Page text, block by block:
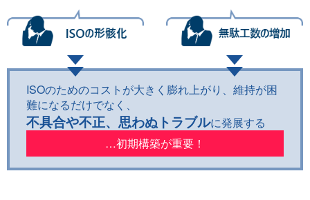
ISOのためのコストが大きく膨れ上がり、維持が困
難になるだけでなく、
不具合や不正、思わぬトラブルに発展する